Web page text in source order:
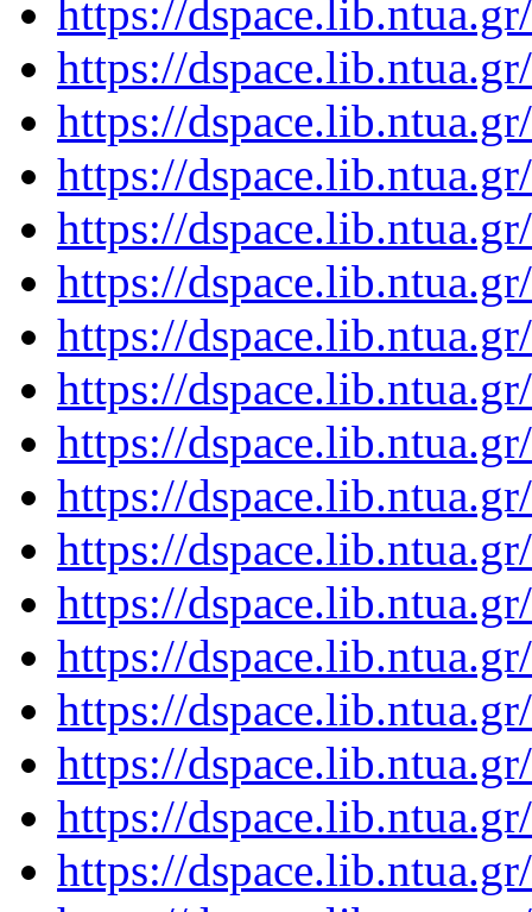
https://
https://
https://
https://
https://
https://
https://
https://
https://
https://
https://
https://
https://
https://
https://
https://
https://